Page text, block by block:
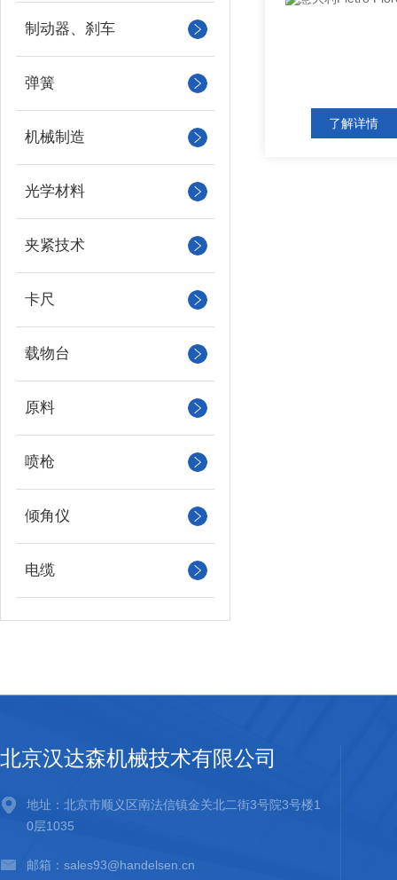
制动器、刹车
弹簧
机械制造
光学材料
夹紧技术
卡尺
载物台
原料
喷枪
倾角仪
电缆
了解详情
北京汉达森机械技术有限公司
地址：北京市顺义区南法信镇金关北二街3号院3号楼1
0层1035
邮箱：sales93@handelsen.cn